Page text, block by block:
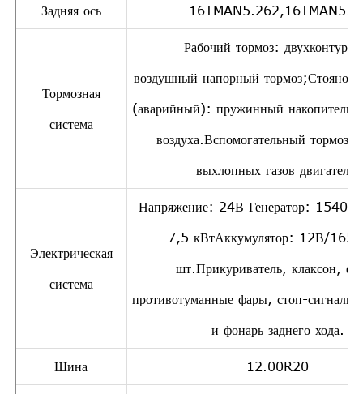
Задняя ось
Тормозная
система
Рабочий тормоз:
воздушный напорный
(аварийный): пружинный накопитель
воздуха.Вспомогательный тормоз:
выхлопных газов двигателя.
Электрическая
система
Напряжение: 24В Генератор: 1540
7,5 кВтАккумулятор: 12В/
шт.Прикуриватель, клаксон,
противотуманные фары, стоп-сигналы,
и фонарь заднего хода.
Шина 12.00R20